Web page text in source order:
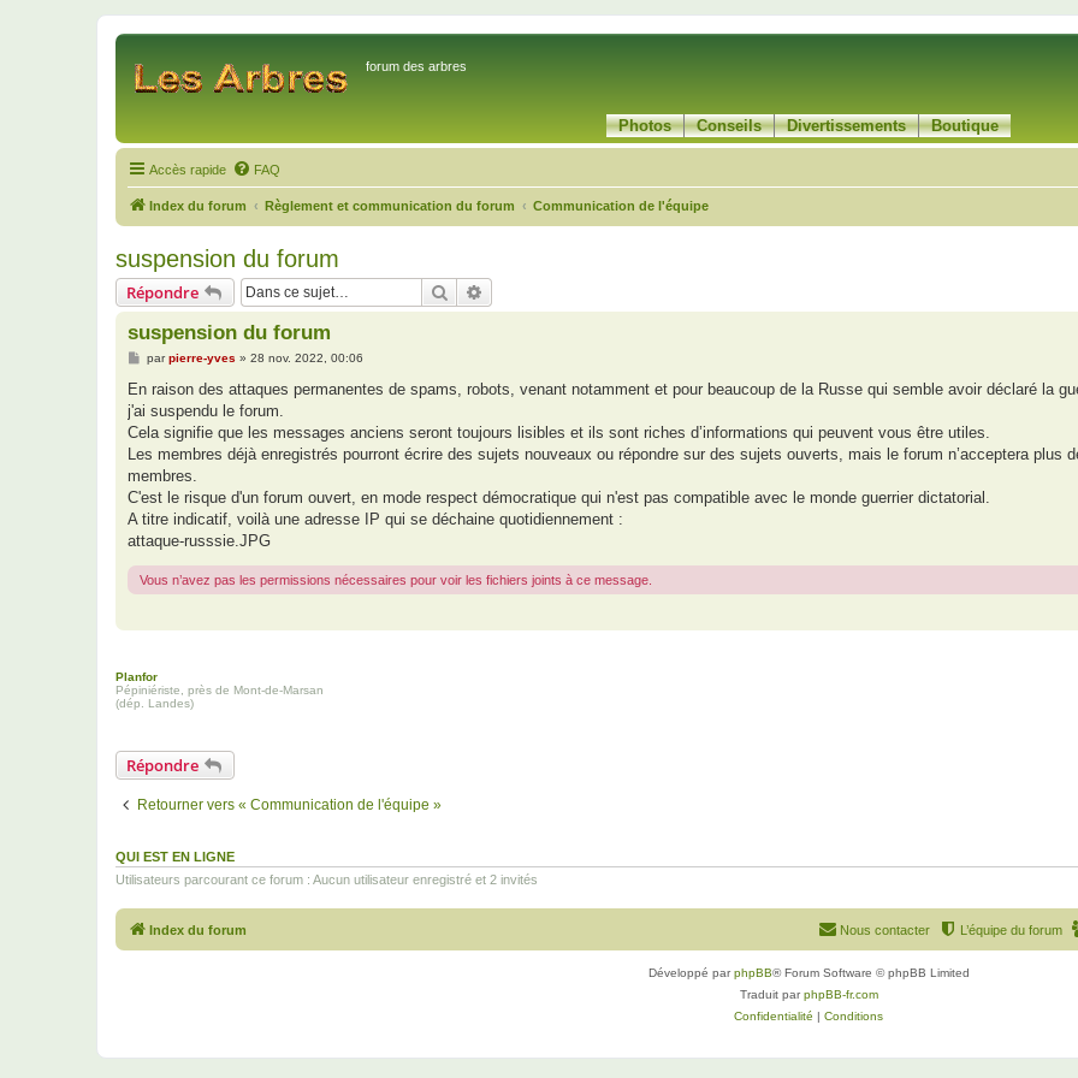
forum des arbres
Photos Conseils Divertissements Boutique
Accès rapide FAQ
Index du forum Règlement et communication du forum Communication de l'équipe
suspension du forum
Répondre Rechercher
suspension du forum
M
s
a
g
parpierre-yves » 28 nov. 2022, 00:06
En raison des attaques permanentes de spams, robots, venant notamment et pour beaucoup de la Russe qui semble avoir déclaré la
j'ai suspendu le forum.
Cela signifie que les messages anciens seront toujours lisibles et ils sont riches d’informations qui peuvent vous être utiles.
Les membres déjà enregistrés pourront écrire des sujets nouveaux ou répondre sur des sujets ouverts, mais le forum n’acceptera plus
membres.
C'est le risque d'un forum ouvert, en mode respect démocratique qui n'est pas compatible avec le monde guerrier dictatorial.
A titre indicatif, voilà une adresse IP qui se déchaine quotidiennement :
attaque-russsie.JPG
Vous n’avez pas les permissions nécessaires pour voir les fichiers joints à ce message.
Planfor
Pépiniériste, près de Mont-de-Marsan
(dép. Landes)
Répondre
Retourner vers « Communication de l'équipe »
QUI EST EN LIGNE
Utilisateurs parcourant ce forum : Aucun utilisateur enregistré et 2 invités
Index du forum L’équipe du forum
Nous contacter
Développé parphpBB® Forum Software © phpBB Limited
Traduit parphpBB-fr.com
Confidentialité | Conditions